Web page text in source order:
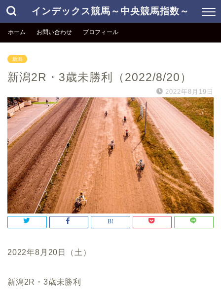
インデックス競馬～中央競馬指数～
ホーム お問い合わせ プロフィール
新潟
新潟2R・3歳未勝利（2022/8/20）
2022年8月19日
2022年8月20日（土）
新潟2R・3歳未勝利